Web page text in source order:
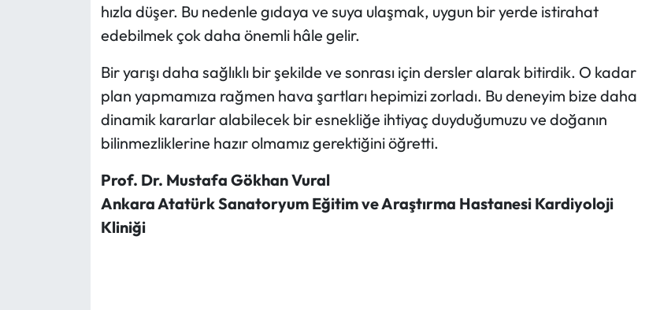
hızla düşer. Bu nedenle gıdaya ve suya ulaşmak, uygun bir yerde istirahat
edebilmek çok daha önemli hâle gelir.
Bir yarışı daha sağlıklı bir şekilde ve sonrası için dersler alarak bitirdik. O kadar
plan yapmamıza rağmen hava şartları hepimizi zorladı. Bu deneyim bize daha
dinamik kararlar alabilecek bir esnekliğe ihtiyaç duyduğumuzu ve doğanın
bilinmezliklerine hazır olmamız gerektiğini öğretti.
Prof. Dr. Mustafa Gökhan Vural
Ankara Atatürk Sanatoryum Eğitim ve Araştırma Hastanesi Kardiyoloji
Kliniği